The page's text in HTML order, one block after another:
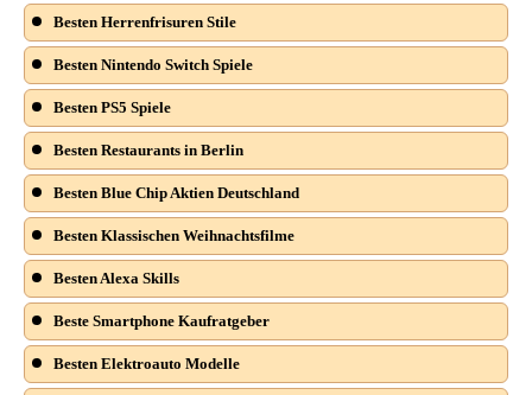
Besten Herrenfrisuren Stile
Besten Nintendo Switch Spiele
Besten PS5 Spiele
Besten Restaurants in Berlin
Besten Blue Chip Aktien Deutschland
Besten Klassischen Weihnachtsfilme
Besten Alexa Skills
Beste Smartphone Kaufratgeber
Besten Elektroauto Modelle